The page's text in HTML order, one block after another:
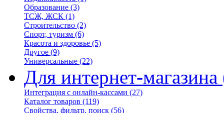
Образование (3)
ТСЖ, ЖСК (1)
Строительство (2)
Спорт, туризм (6)
Красота и здоровье (5)
Другое (9)
Универсальные (22)
Для интернет-магазина
Интеграция с онлайн-кассами (27)
Каталог товаров (119)
Свойства, фильтр, поиск (56)